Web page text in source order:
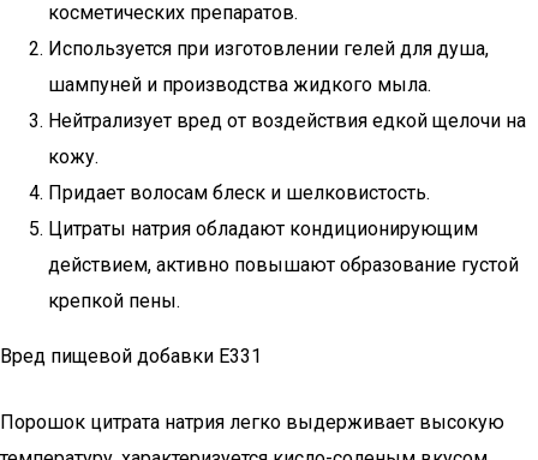
косметических препаратов.
Используется при изготовлении гелей для душа,
шампуней и производства жидкого мыла.
Нейтрализует вред от воздействия едкой щелочи на
кожу.
Придает волосам блеск и шелковистость.
Цитраты натрия обладают кондиционирующим
действием, активно повышают образование густой
крепкой пены.
Вред пищевой добавки Е331
Порошок цитрата натрия легко выдерживает высокую